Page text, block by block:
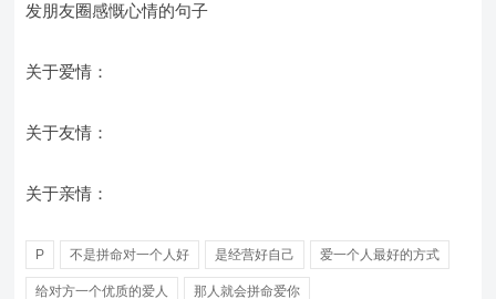
发朋友圈感慨心情的句子
关于爱情：
关于友情：
关于亲情：
P 不是拼命对一个人好 是经营好自己 爱一个人最好的方式
给对方一个优质的爱人 那人就会拼命爱你